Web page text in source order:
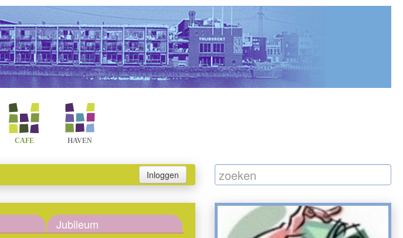
CAFE HAVEN
Inloggen
Jubileum